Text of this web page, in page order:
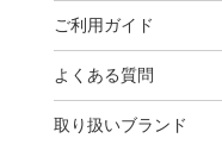
ご利用ガイド
よくある質問
取り扱いブランド